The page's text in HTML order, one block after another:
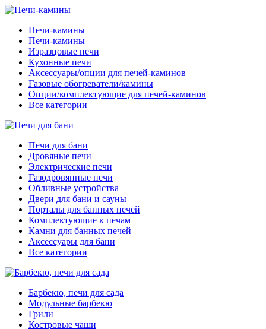
Печи-камины
Печи-камины
Изразцовые печи
Кухонные печи
Аксессуары/опции для печей-каминов
Газовые обогреватели/камины
Опции/комплектующие для печей-каминов
Все категории
Печи для бани
Дровяные печи
Электрические печи
Газодровянные печи
Обливные устройства
Двери для бани и сауны
Порталы для банных печей
Комплектующие к печам
Камни для банных печей
Аксессуары для бани
Все категории
Барбекю, печи для сада
Модульные барбекю
Грили
Костровые чаши